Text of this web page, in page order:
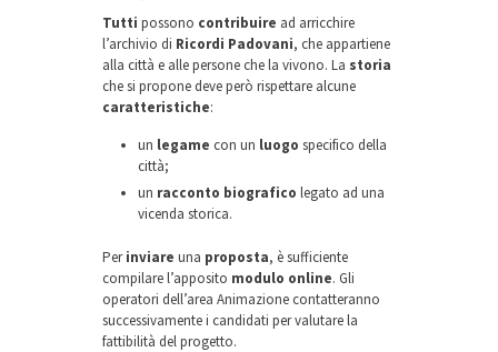
Tutti possono contribuire ad arricchire
l’archivio di Ricordi Padovani, che appartiene
alla città e alle persone che la vivono. La storia
che si propone deve però rispettare alcune
caratteristiche:
un legame con un luogo specifico della
città;
un racconto biografico legato ad una
vicenda storica.
Perinviare una proposta, è sufficiente
compilare l’apposito modulo online. Gli
operatori dell’area Animazione contatteranno
successivamente i candidati per valutare la
fattibilità del progetto.